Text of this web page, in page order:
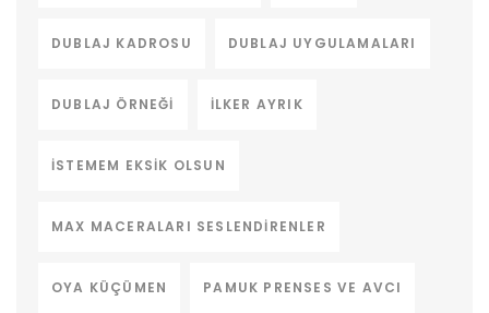
DUBLAJ KADROSU DUBLAJ UYGULAMALARI
DUBLAJ ÖRNEĞI ILKER AYRIK
ISTEMEM EKSIK OLSUN
MAX MACERALARI SESLENDIRENLER
OYA KÜÇÜMEN PAMUK PRENSES VE AVCI